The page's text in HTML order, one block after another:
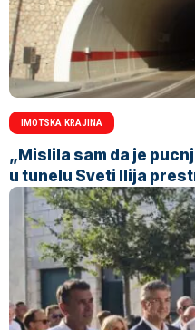
IMOTSKA KRAJINA
„Mislila sam da je
u tunelu Sveti Ilija